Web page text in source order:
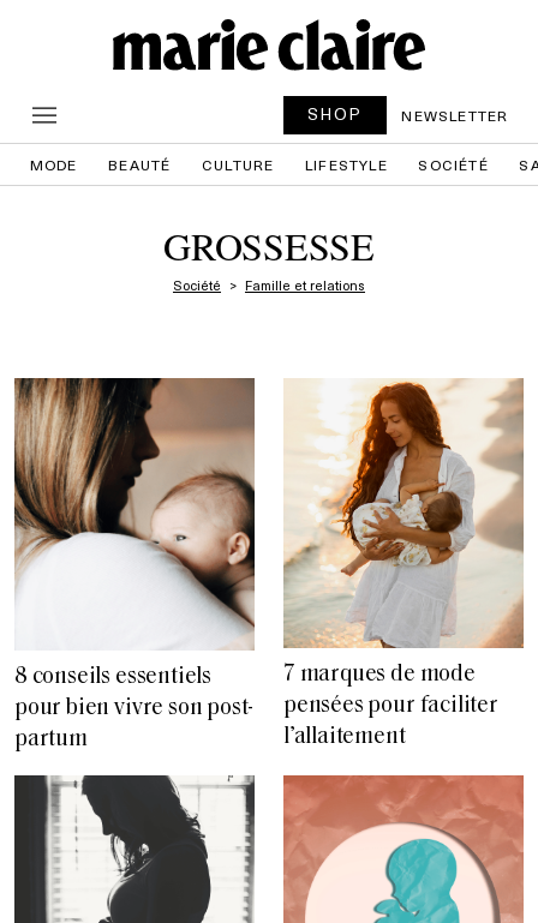
SHOP NEWSLETTER
MODE BEAUTÉ CULTURE LIFESTYLE SOCIÉTÉ
GROSSESSE
Société Famille et relations
8 conseils essentiels
pour bien vivre son post-
partum
7 marques de mode
pensées pour faciliter
l’allaitement